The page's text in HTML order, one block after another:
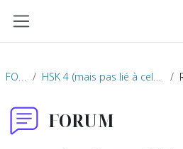
FORUM HSK 4 (mais pas lié à cela) : l'écriture cursive
FORUM